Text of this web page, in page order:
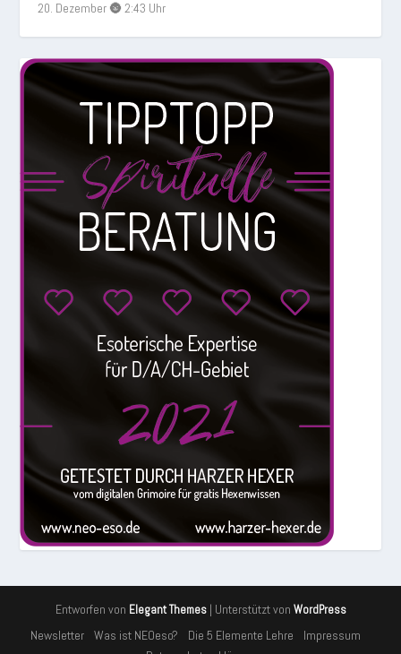
20. Dezember 🌚 2:43 Uhr
Entworfen von Elegant Themes| Unterstützt von WordPress
Newsletter Was ist NEOeso? Die 5 Elemente Lehre
Impressum